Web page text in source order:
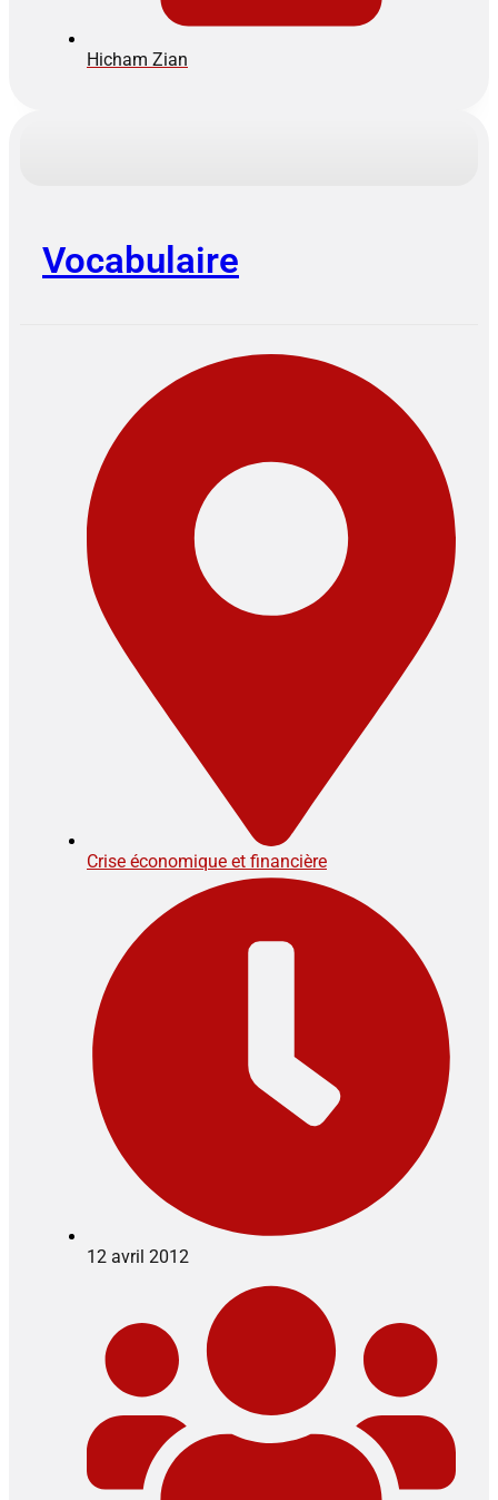
Hicham Zian
Vocabulaire
Crise économique et financière
12 avril 2012